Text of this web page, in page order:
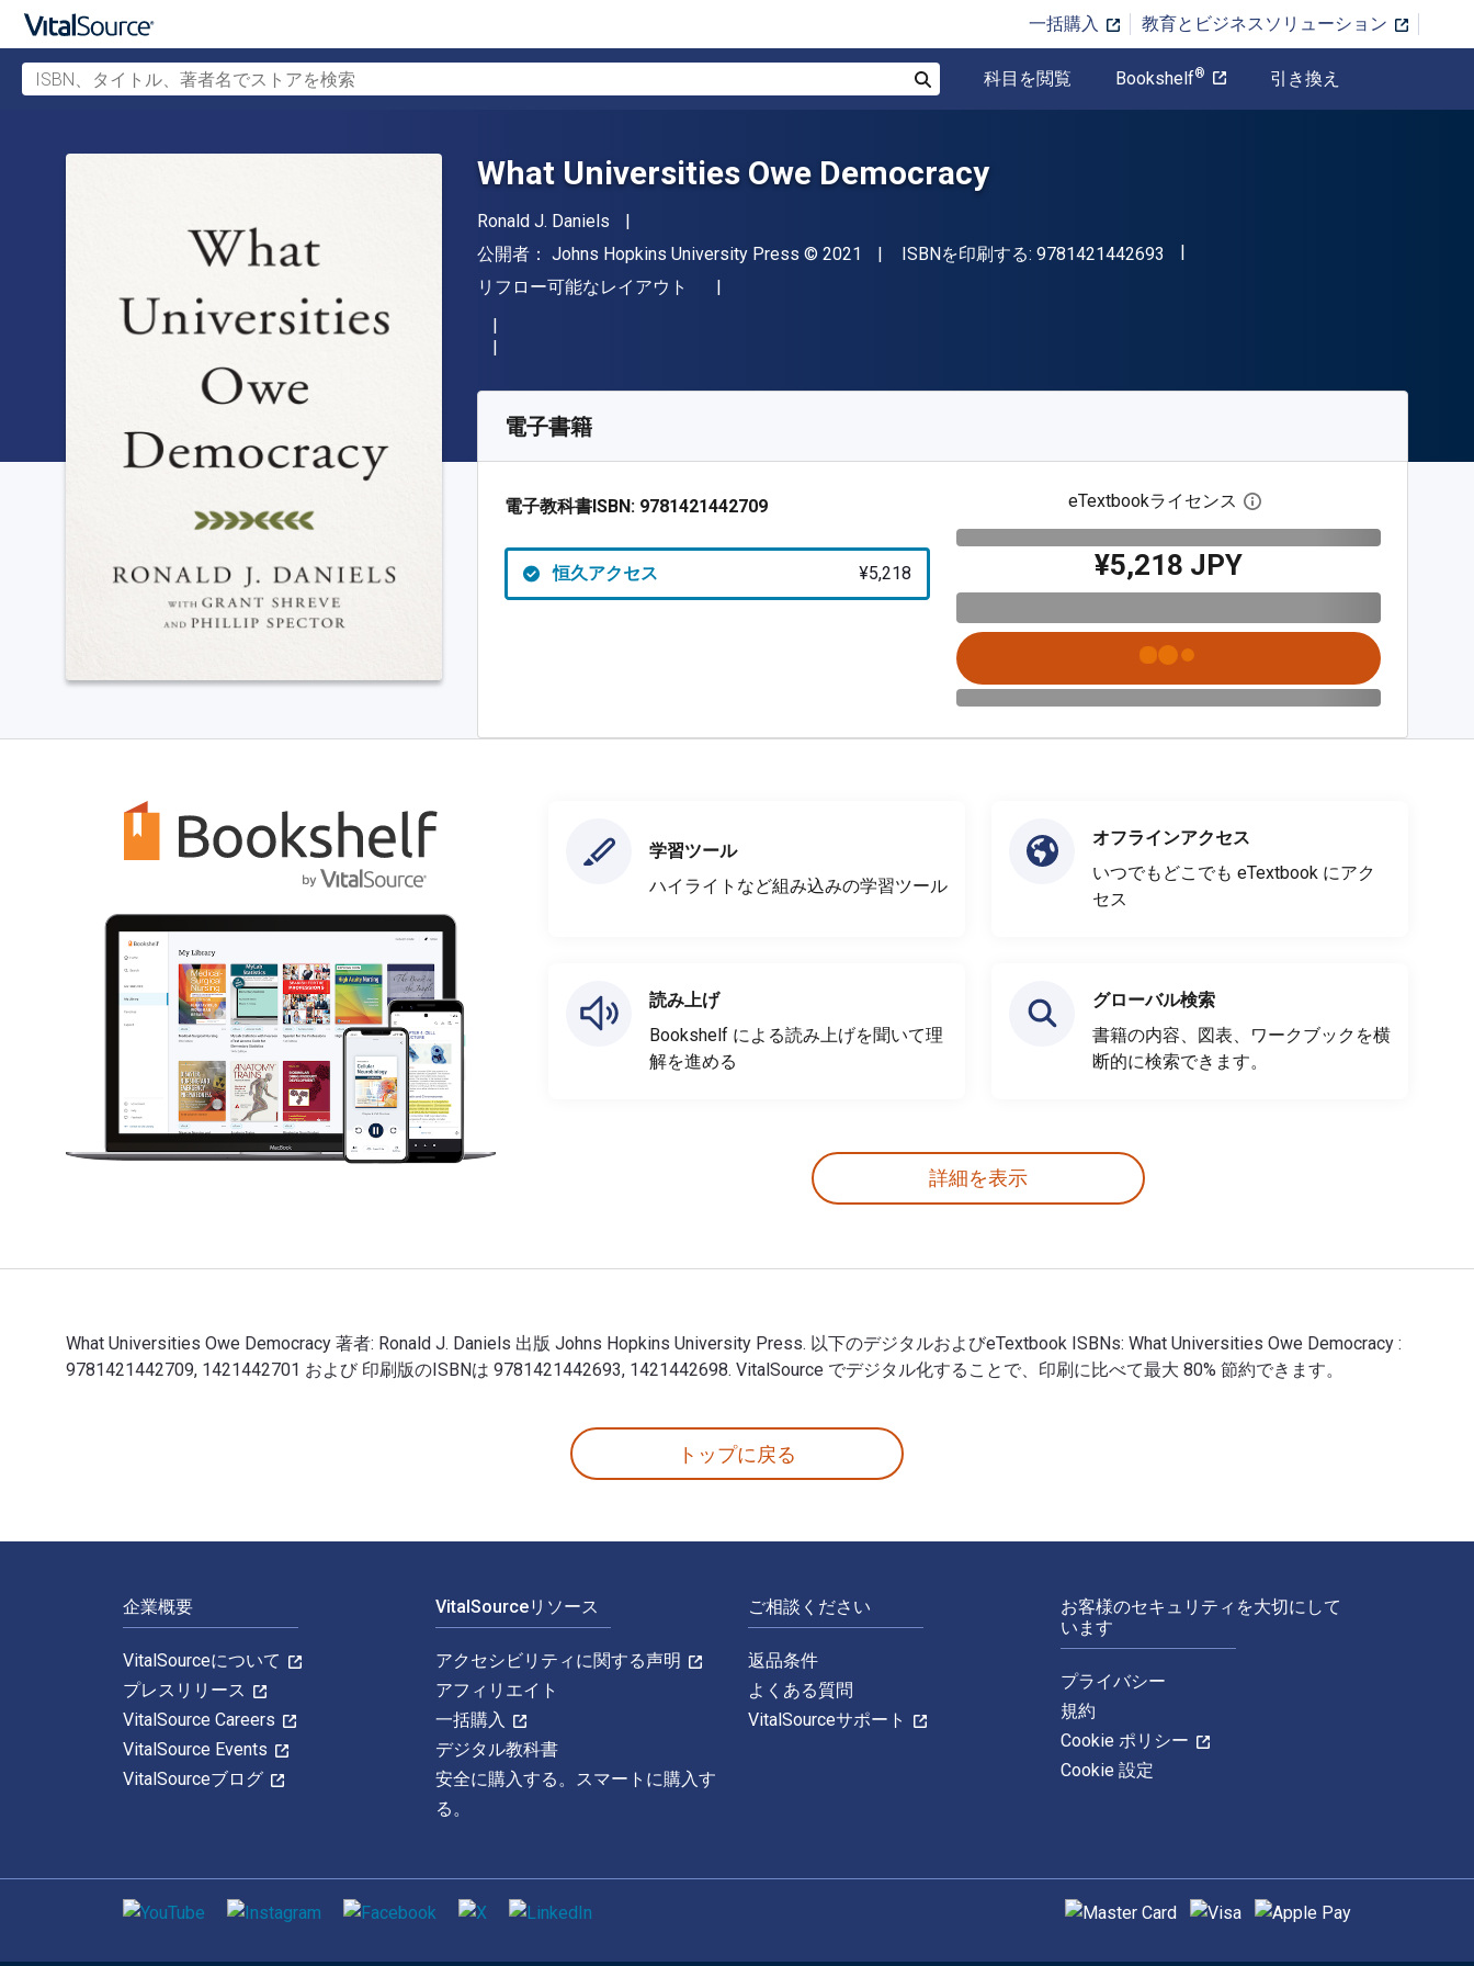
一括購入 教育とビジネスソリューション
ISBN、タイトル、著者名でストアを検索
科目を閲覧 Bookshelf® 引き換え
What Universities Owe Democracy
著者
Ronald J. Daniels
出版社
公開者： Johns Hopkins University Press 著作権
© 2021 ISBNを印刷する: 9781421442693 "ISBN-13 9781421442693"
形式
リフロー可能なレイアウト
SKU:
電子書籍
電子教科書ISBN: 9781421442709
恒久アクセス ¥5,218
eTextbookライセンス デジタルライセンスダイ
¥5,218 JPY
学習ツール
ハイライトなど組み込みの学習ツール
読み上げ
Bookshelf による読み上げを聞いて理
解を進める
オフラインアクセス
いつでもどこでも eTextbook にアク
セス
グローバル検索
書籍の内容、図表、ワークブックを横
断的に検索できます。
詳細を表示
What Universities Owe Democracy 著者: Ronald J. Daniels 出版 Johns Hopkins University Press. 以下のデジタルおよびeTextbook ISBNs: What Universities Owe Democracy :
9781421442709, 1421442701 および 印刷版のISBNは 9781421442693, 1421442698. VitalSource でデジタル化することで、印刷に比べて最大 80% 節約できます。
トップに戻る
企業概要
VitalSourceについて
プレスリリース
VitalSource Careers
VitalSource Events
VitalSourceブログ
VitalSourceリソース
アクセシビリティに関する声明
アフィリエイト
一括購入
デジタル教科書
安全に購入する。スマートに購入す
る。
ご相談ください
返品条件
よくある質問
VitalSourceサポート
お客様のセキュリティを大切にして
います
プライバシー
規約
Cookie ポリシー
Cookie 設定
ソーシャルメディア サポートされている支払い方法